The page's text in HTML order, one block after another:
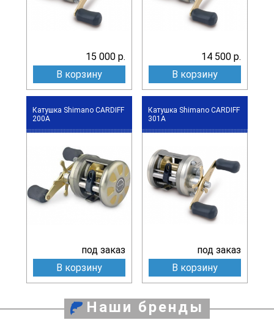
15 000 р.
В корзину
14 500 р.
В корзину
Катушка Shimano CARDIFF
200A
под заказ
В корзину
Катушка Shimano CARDIFF
301A
под заказ
В корзину
Наши бренды